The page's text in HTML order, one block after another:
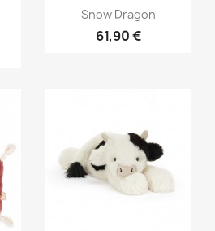
Aperçu rapide
Snow Dragon
61,90 €